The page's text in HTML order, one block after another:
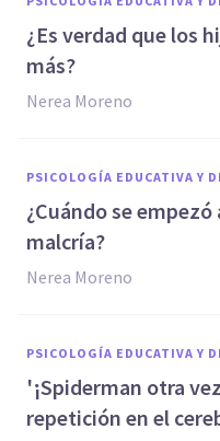
¿Es verdad que los
más?
Nerea Moreno
PSICOLOGÍA EDUCATIVA Y
¿Cuándo se
malcría?
Nerea Moreno
PSICOLOGÍA EDUCATIVA Y
'¡Spiderman otra
repetición en el